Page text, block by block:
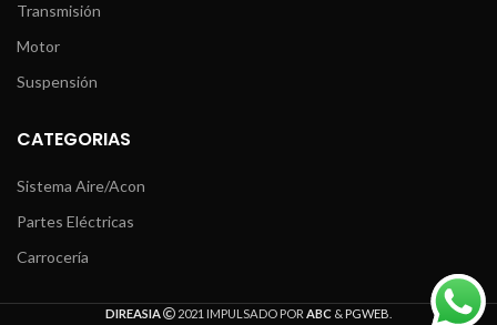
Transmisión
Motor
Suspensión
CATEGORIAS
Sistema Aire/Acon
Partes Eléctricas
Carrocería
DIREASIA 2021 IMPULSADO POR ABC &PGWEB